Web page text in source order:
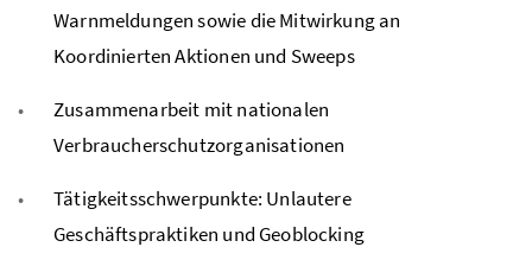
Warnmeldungen sowie die Mitwirkung an
Koordinierten Aktionen und Sweeps
Zusammenarbeit mit nationalen
Verbraucherschutzorganisationen
Tätigkeitsschwerpunkte: Unlautere
Geschäftspraktiken und Geoblocking